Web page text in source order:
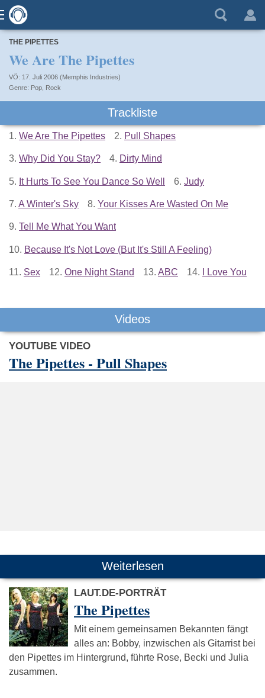
THE PIPETTES
We Are The Pipettes
VÖ: 17. Juli 2006 (Memphis Industries)
Pop Rock
Trackliste
1. We Are The Pipettes 2. Pull Shapes
3. Why Did You Stay? 4. Dirty Mind
5. It Hurts To See You Dance So Well 6. Judy
7. A Winter's Sky 8. Your Kisses Are Wasted On Me
9. Tell Me What You Want
10. Because It's Not Love (But It's Still A Feeling)
11. Sex 12. One Night Stand 13. ABC 14. I Love You
Videos
YOUTUBE VIDEO
The Pipettes - Pull Shapes
Weiterlesen
LAUT.DE-PORTRÄT
The Pipettes
Mit einem gemeinsamen Bekannten fängt
alles an: Bobby, inzwischen als Gitarrist bei
den Pipettes im Hintergrund, führte Rose, Becki und Julia
zusammen.